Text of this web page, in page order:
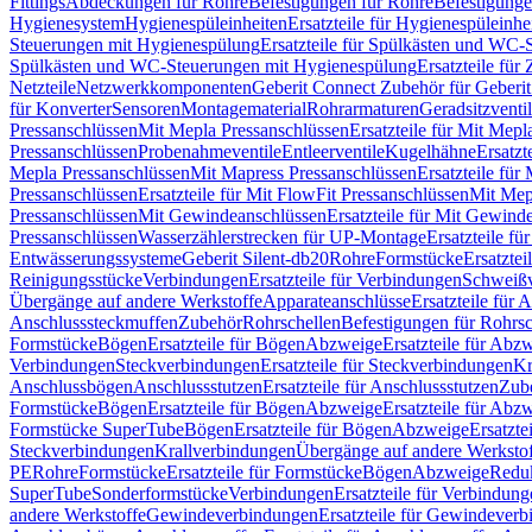
HygienesystemHygienespüleinheitenErsatzteile für
Steuerungen mit HygienespülungErsatzteile für Spülkästen und
Spülkästen und WC-Steuerungen mit HygienespülungErsatzteile für
NetzteileNetzwerkkomponentenGeberit Connect Zubehör für
für KonverterSensorenMontagematerialRohrarmaturen
PressanschlüssenMit Mepla PressanschlüssenErsatzteile für Mit
PressanschlüssenProbenahmeventileEntleerventileKugelhähne
Mepla PressanschlüssenMit Mapress PressanschlüssenErsatzteile für
PressanschlüssenErsatzteile für Mit FlowFit PressanschlüssenMit
PressanschlüssenMit GewindeanschlüssenErsatzteile für Mit
PressanschlüssenWasserzählerstrecken für UP-MontageErsatzteile
EntwässerungssystemeGeberit Silent-db20RohreFormstücke
ReinigungsstückeVerbindungenErsatzteile für Verbindungen
Übergänge auf andere WerkstoffeApparateanschlüsseErsatzteile für
AnschlusssteckmuffenZubehörRohrschellenBefestigungen für
FormstückeBögenErsatzteile für BögenAbzweigeErsatzteile für
VerbindungenSteckverbindungenErsatzteile für Steckverbindungen
AnschlussbögenAnschlussstutzenErsatzteile für Anschlussstutzen
FormstückeBögenErsatzteile für BögenAbzweigeErsatzteile für
Formstücke SuperTubeBögenErsatzteile für BögenAbzweige
SteckverbindungenKrallverbindungenÜbergänge auf andere
PERohreFormstückeErsatzteile für FormstückeBögenAbzweige
SuperTubeSonderformstückeVerbindungenErsatzteile für
andere WerkstoffeGewindeverbindungenErsatzteile für